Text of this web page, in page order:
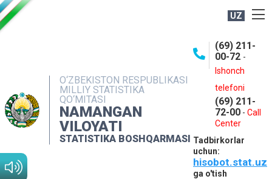
UZ
O‘ZBEKISTON RESPUBLIKASI
MILLIY STATISTIKA
QO‘MITASI
NAMANGAN
VILOYATI
STATISTIKA BOSHQARMASI
(69) 211-
00-72 -
Ishonch
telefoni
(69) 211-
72-00 - Call
Center
Tadbirkorlar
uchun:
hisobot.stat.uz
ga o'tish
NASHRLAR
INTERAKTIV XIZMATLAR
MATBUOT XIZMATI
MUROJAATLAR